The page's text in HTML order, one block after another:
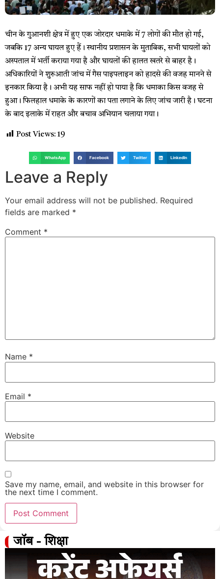
चीन के गुआनशी क्षेत्र में हुए एक जोरदार धमाके में 7 लोगों की मौत हो गई,
जबकि 17 अन्य घायल हुए हैं। स्थानीय प्रशासन के मुताबिक, सभी घायलों को
अस्पताल में भर्ती कराया गया है और घायलों की हालत खतरे से बाहर है।
अधिकारियों ने शुरुआती जांच में गैस पाइपलाइन को हादसे की वजह मानने से
इनकार किया है। अभी यह साफ नहीं हो पाया है कि धमाका किस वजह से
हुआ। फिलहाल धमाके के कारणों का पता लगाने के लिए जांच जारी है। घटना
के बाद इलाके में राहत और बचाव अभियान चलाया गया।
Post Views: 19
WhatsApp Facebook Twitter LinkedIn
Leave a Reply
Your email address will not be published. Required
fields are marked *
Comment *
Name *
Email *
Website
Save my name, email, and website in this browser for
the next time I comment.
जॉब - शिक्षा